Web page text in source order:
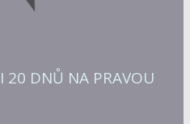
20 DNŮ NA PRAVOU